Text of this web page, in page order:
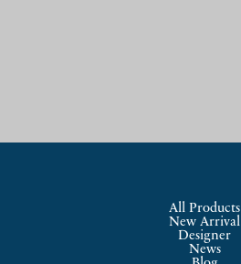
All Products
New Arrival
Designer
News